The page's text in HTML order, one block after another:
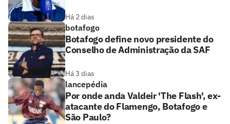
Há 2 dias
botafogo
Botafogo define novo presidente do
Conselho de Administração da SAF
Há 3 dias
lancepédia
Por onde anda Valdeir 'The Flash', ex-
atacante do Flamengo, Botafogo e
São Paulo?